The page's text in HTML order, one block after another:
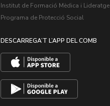
Institut de Formació Mèdica i Lideratge
Programa de Protecció Social
DESCARREGA’T L’APP DEL COMB